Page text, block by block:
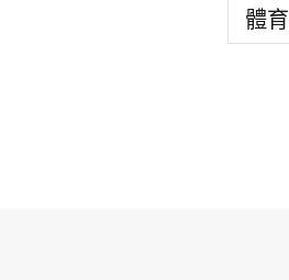
體育